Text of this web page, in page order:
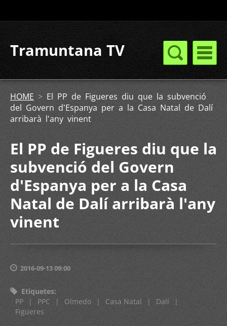
Tramuntana TV
HOME > El PP de Figueres diu que la subvenció
del Govern d'Espanya per a la Casa Natal de Dalí
arribarà l'any vinent
El PP de Figueres diu que la
subvenció del Govern
d'Espanya per a la Casa
Natal de Dalí arribarà l'any
vinent
2016-09-13 09:00
Etiquetes:
PP
| PPC | Olmedo | Casa Natal | Dalí
|
Figueres